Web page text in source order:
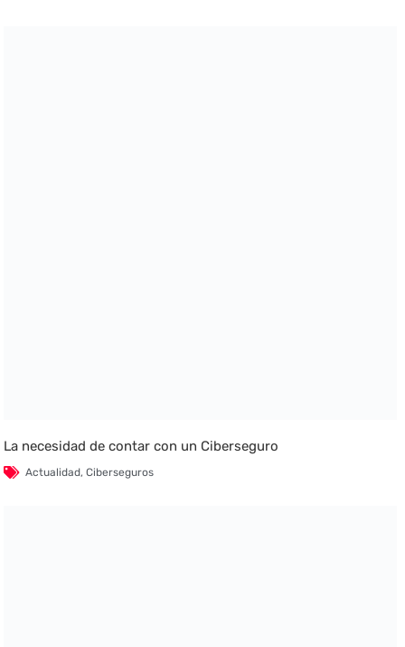
La necesidad de contar con un Ciberseguro
Actualidad,Ciberseguros